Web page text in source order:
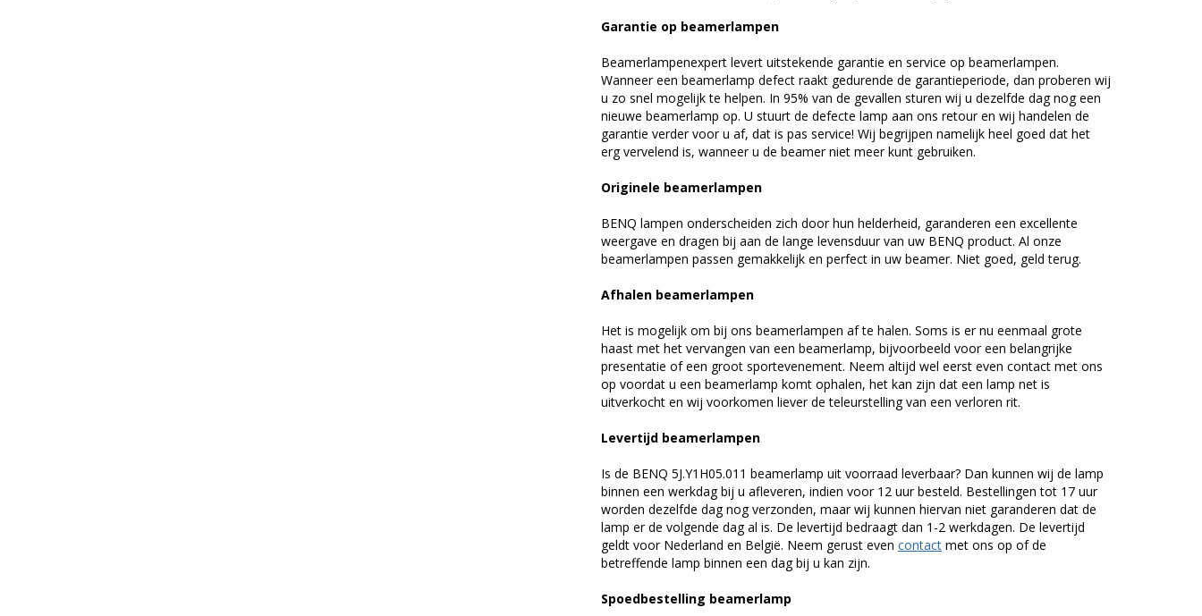
Garantie op beamerlampen
Beamerlampenexpert levert uitstekende garantie en service op beamerlampen.
Wanneer een beamerlamp defect raakt gedurende de garantieperiode, dan proberen wij
u zo snel mogelijk te helpen. In 95% van de gevallen sturen wij u dezelfde dag nog een
nieuwe beamerlamp op. U stuurt de defecte lamp aan ons retour en wij handelen de
garantie verder voor u af, dat is pas service! Wij begrijpen namelijk heel goed dat het
erg vervelend is, wanneer u de beamer niet meer kunt gebruiken.
Originele beamerlampen
BENQ lampen onderscheiden zich door hun helderheid, garanderen een excellente
weergave en dragen bij aan de lange levensduur van uw BENQ product. Al onze
beamerlampen passen gemakkelijk en perfect in uw beamer. Niet goed, geld terug.
Afhalen beamerlampen
Het is mogelijk om bij ons beamerlampen af te halen. Soms is er nu eenmaal grote
haast met het vervangen van een beamerlamp, bijvoorbeeld voor een belangrijke
presentatie of een groot sportevenement. Neem altijd wel eerst even contact met ons
op voordat u een beamerlamp komt ophalen, het kan zijn dat een lamp net is
uitverkocht en wij voorkomen liever de teleurstelling van een verloren rit.
Levertijd beamerlampen
Is de BENQ 5J.Y1H05.011 beamerlamp uit voorraad leverbaar? Dan kunnen wij de lamp
binnen een werkdag bij u afleveren, indien voor 12 uur besteld. Bestellingen tot 17 uur
worden dezelfde dag nog verzonden, maar wij kunnen hiervan niet garanderen dat de
lamp er de volgende dag al is. De levertijd bedraagt dan 1-2 werkdagen. De levertijd
geldt voor Nederland en België. Neem gerust even contact met ons op of de
betreffende lamp binnen een dag bij u kan zijn.
Spoedbestelling beamerlamp